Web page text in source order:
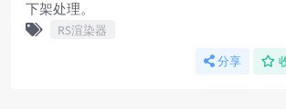
下架处理。
RS渲染器
分享